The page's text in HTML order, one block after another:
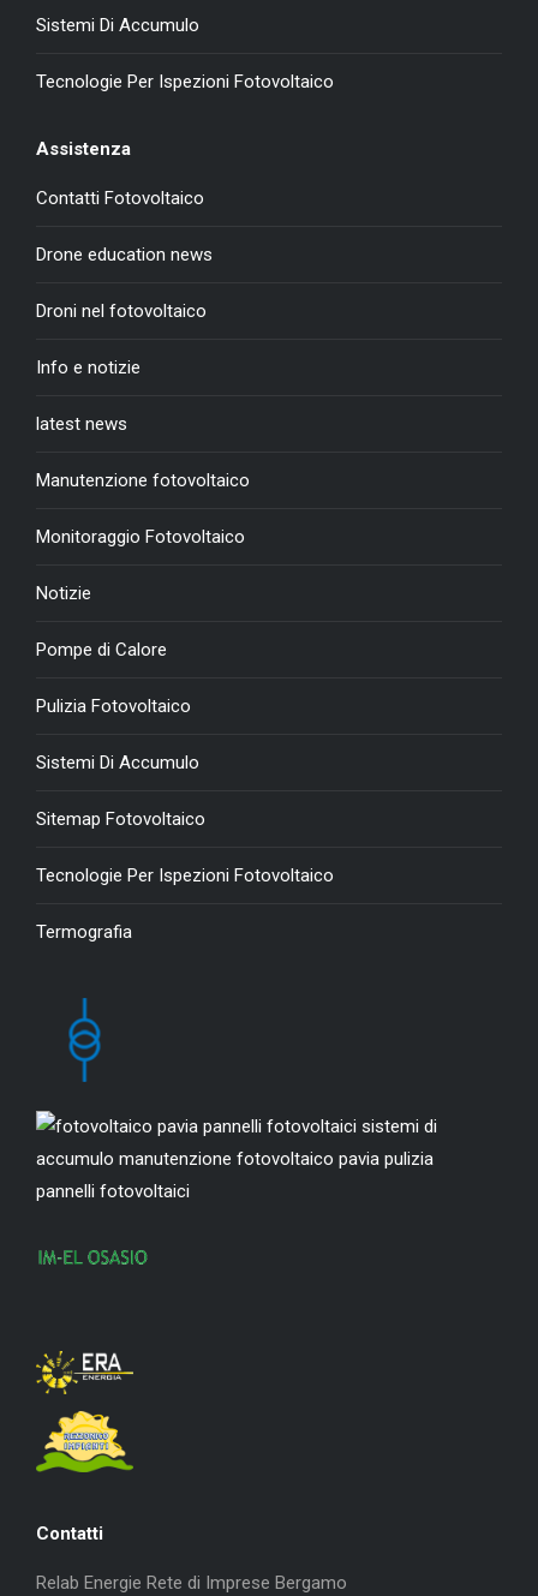
Sistemi Di Accumulo
Tecnologie Per Ispezioni Fotovoltaico
Assistenza
Contatti Fotovoltaico
Drone education news
Droni nel fotovoltaico
Info e notizie
latest news
Manutenzione fotovoltaico
Monitoraggio Fotovoltaico
Notizie
Pompe di Calore
Pulizia Fotovoltaico
Sistemi Di Accumulo
Sitemap Fotovoltaico
Tecnologie Per Ispezioni Fotovoltaico
Termografia
Contatti
Relab Energie Rete di Imprese Bergamo